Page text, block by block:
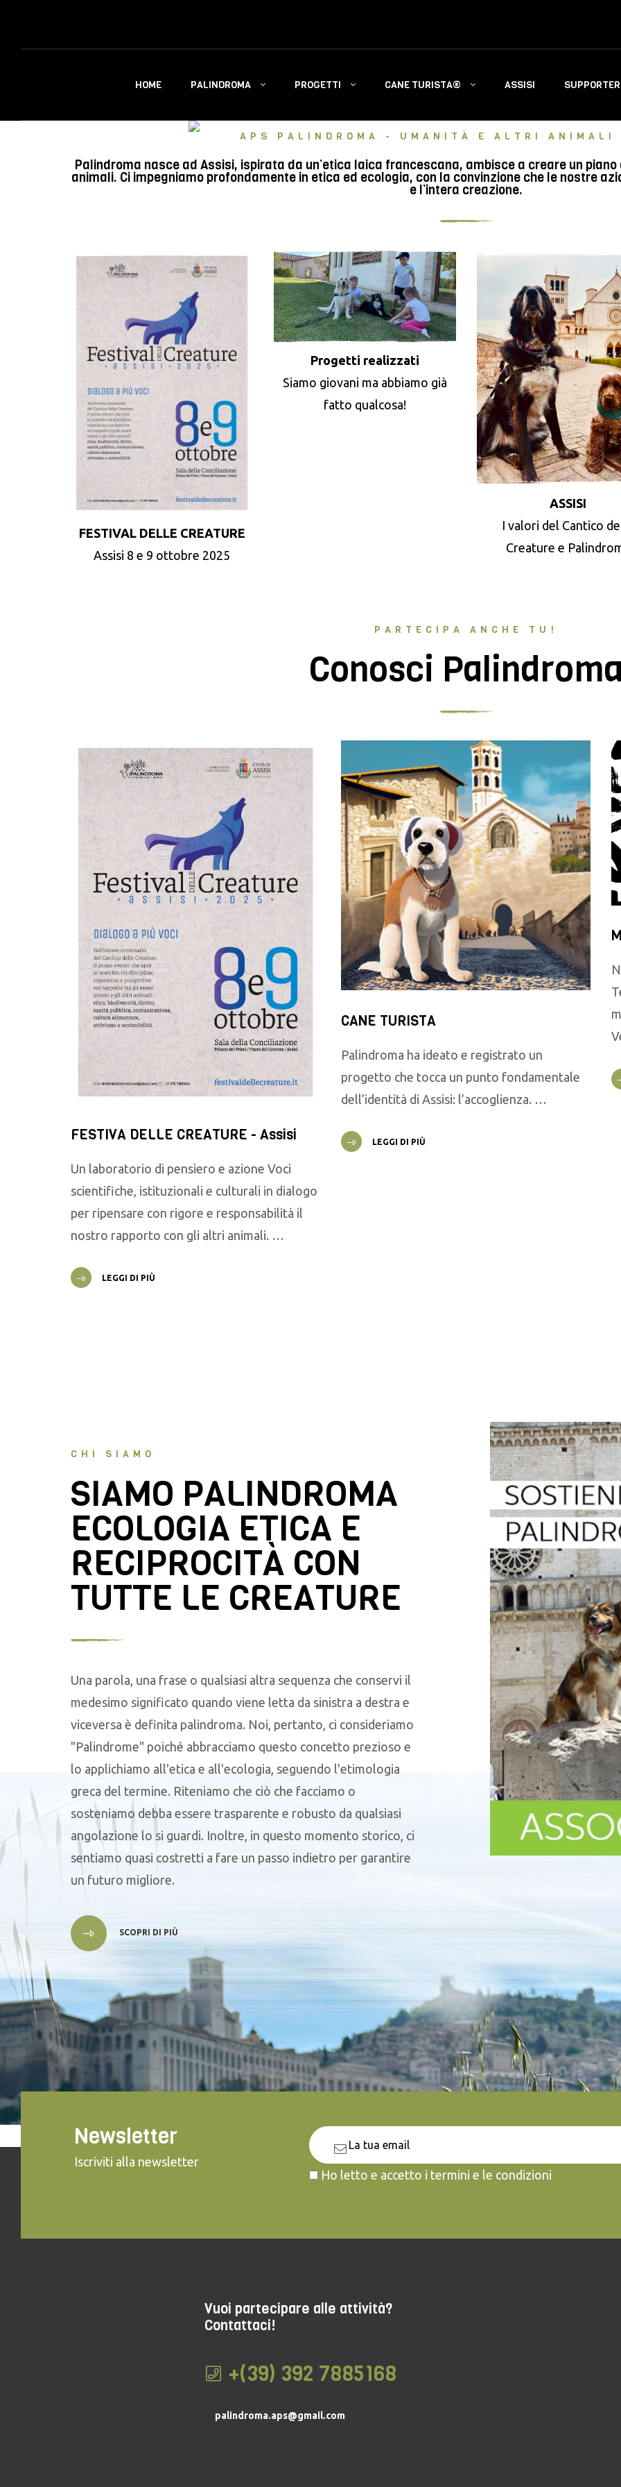
HOME PALINDROMA PROGETTI CANE TURISTA® ASSISI
APS PALINDROMA - UMANITÀ E ALTRI
Palindroma nasce ad Assisi, ispirata da un’etica laica francescana, ambisce a creare un
animali. Ci impegniamo profondamente in etica ed ecologia, con la convinzione che le nostre
e l’intera creazione.
FESTIVAL DELLE CREATURE
Assisi 8 e 9 ottobre 2025
Progetti realizzati
Siamo giovani ma abbiamo già
fatto qualcosa!
ASSISI
I valori del Cantico
Creature e
PARTECIPA ANCHE TU!
Conosci
FESTIVA DELLE CREATURE - Assisi
Un laboratorio di pensiero e azione Voci
scientifiche, istituzionali e culturali in dialogo
per ripensare con rigore e responsabilità il
nostro rapporto con gli altri animali. …
LEGGI DI PIÙ
CANE TURISTA
Palindroma ha ideato e registrato un
progetto che tocca un punto fondamentale
dell’identità di Assisi: l’accoglienza. …
LEGGI DI PIÙ
CHI SIAMO
SIAMO PALINDROMA
ECOLOGIA ETICA E
RECIPROCITÀ CON
TUTTE LE CREATURE
Una parola, una frase o qualsiasi altra sequenza che conservi il
medesimo significato quando viene letta da sinistra a destra e
viceversa è definita palindroma. Noi, pertanto, ci consideriamo
"Palindrome" poiché abbracciamo questo concetto prezioso e
lo applichiamo all'etica e all'ecologia, seguendo l'etimologia
greca del termine. Riteniamo che ciò che facciamo o
sosteniamo debba essere trasparente e robusto da qualsiasi
angolazione lo si guardi. Inoltre, in questo momento storico, ci
sentiamo quasi costretti a fare un passo indietro per garantire
un futuro migliore.
SCOPRI DI PIÙ
Newsletter
Iscriviti alla newsletter
Ho letto e accetto i termini e le condizioni
Vuoi partecipare alle attività?
Contattaci!
+(39) 392 7885168
palindroma.aps@gmail.com